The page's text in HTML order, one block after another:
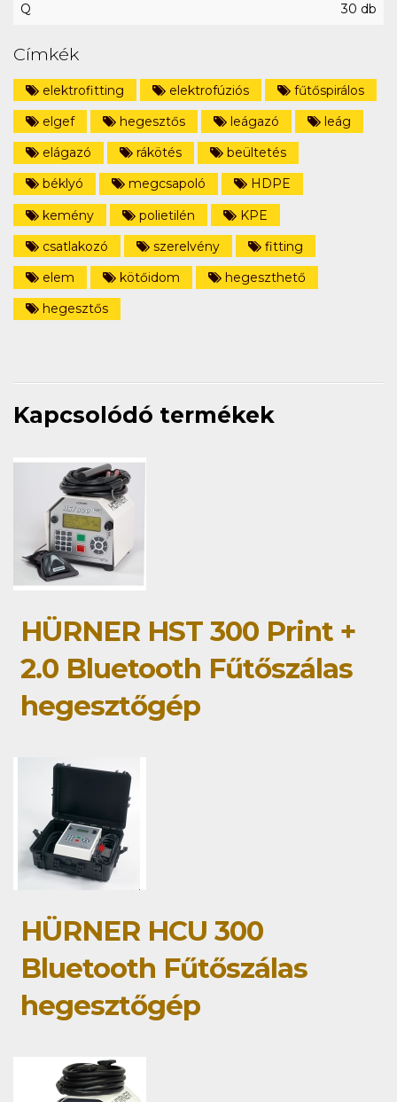
Q 30 db
Címkék
elektrofitting elektrofúziós
fűtőspirálos
elgef
hegesztős leágazó
leág
elágazó
rákötés
beültetés
béklyó
megcsapoló
HDPE
kemény
polietilén
KPE
csatlakozó
szerelvény
fitting
elem
kötőidom
hegeszthető
hegesztős
Kapcsolódó termékek
HÜRNER HST 300 Print +
2.0 Bluetooth Fűtőszálas
hegesztőgép
HÜRNER HCU 300
Bluetooth Fűtőszálas
hegesztőgép